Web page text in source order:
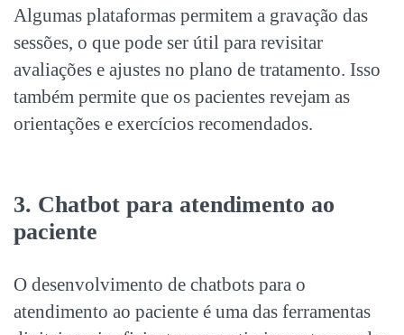
Algumas plataformas permitem a gravação das
sessões, o que pode ser útil para revisitar
avaliações e ajustes no plano de tratamento. Isso
também permite que os pacientes revejam as
orientações e exercícios recomendados.
3. Chatbot para atendimento ao
paciente
O desenvolvimento de chatbots para o
atendimento ao paciente é uma das ferramentas